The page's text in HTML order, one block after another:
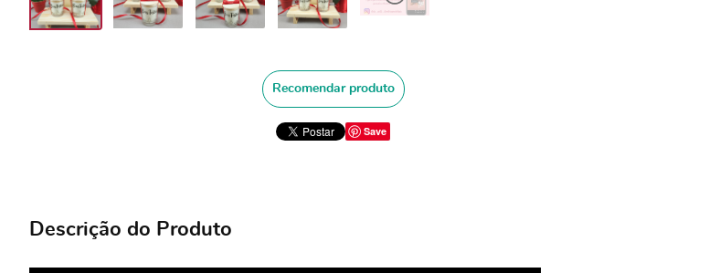
Recomendar produto
Save
Descrição do Produto